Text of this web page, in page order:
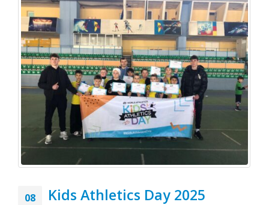
08 Kids Athletics Day 2025